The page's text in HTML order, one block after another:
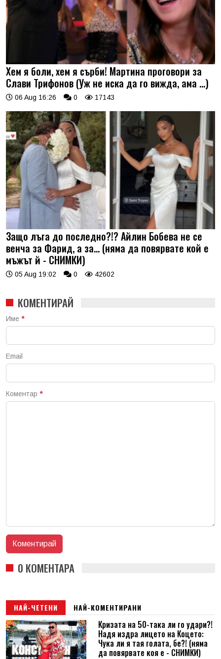
Хем я боли, хем я сърби! Мартина проговори за
Слави Трифонов (Уж не иска да го вижда, ама …)
06 Aug 16:26 0 17143
Защо лъга до последно?!? Айлин Бобева не се
венча за Фарид, а за... (няма да повярвате кой е
мъжът й - СНИМКИ)
05 Aug 19:02 0 42602
КОМЕНТИРАЙ
Име *
Email
Коментар *
0 КОМЕНТАРА
НАЙ-ЧЕТЕНИ НАЙ-КОМЕНТИРАНИ
Кризата на 50-така ли го удари?!
Надя издра лицето на Коцето:
Чука ли я тая голата, бе?! (няма
да повярвате коя е - СНИМКИ)